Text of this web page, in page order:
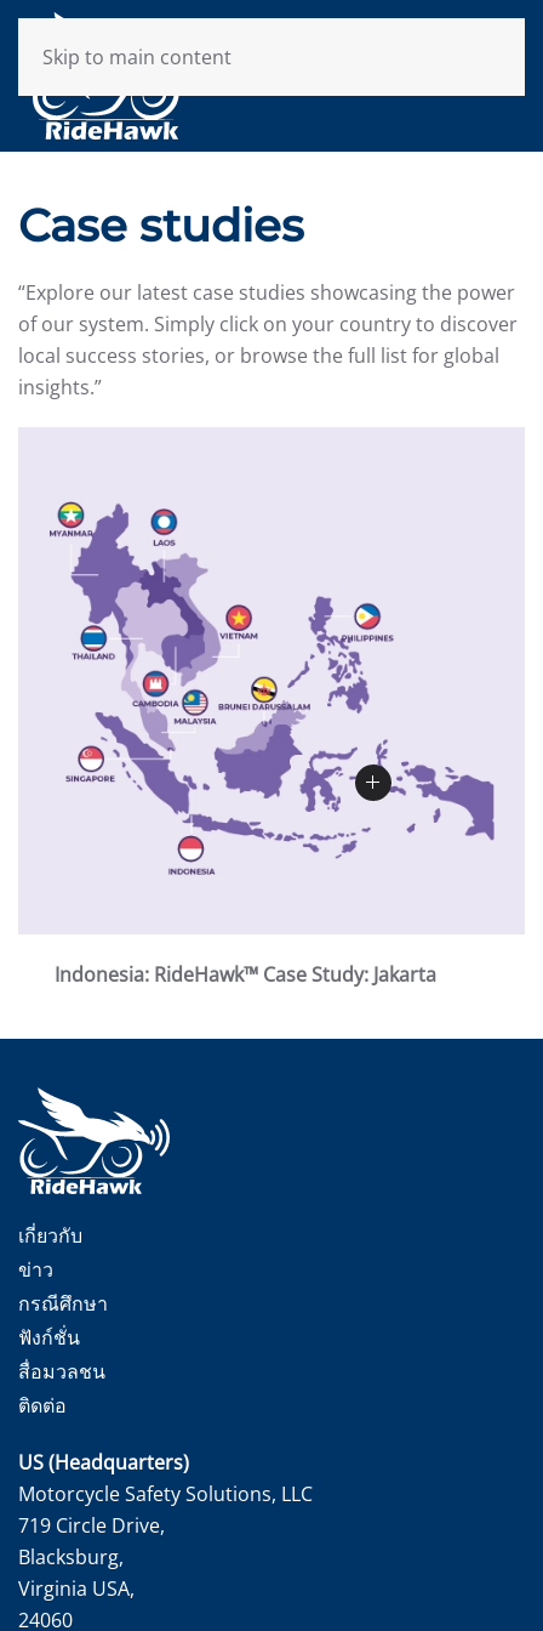
Skip to main content
Case studies
“Explore our latest case studies showcasing the power
of our system. Simply click on your country to discover
local success stories, or browse the full list for global
insights.”
Indonesia: RideHawk™ Case Study: Jakarta
เกี่ยวกับ
ข่าว
กรณีศึกษา
ฟังก์ชั่น
สื่อมวลชน
ติดต่อ
US (Headquarters)
Motorcycle Safety Solutions, LLC
719 Circle Drive,
Blacksburg,
Virginia USA,
24060